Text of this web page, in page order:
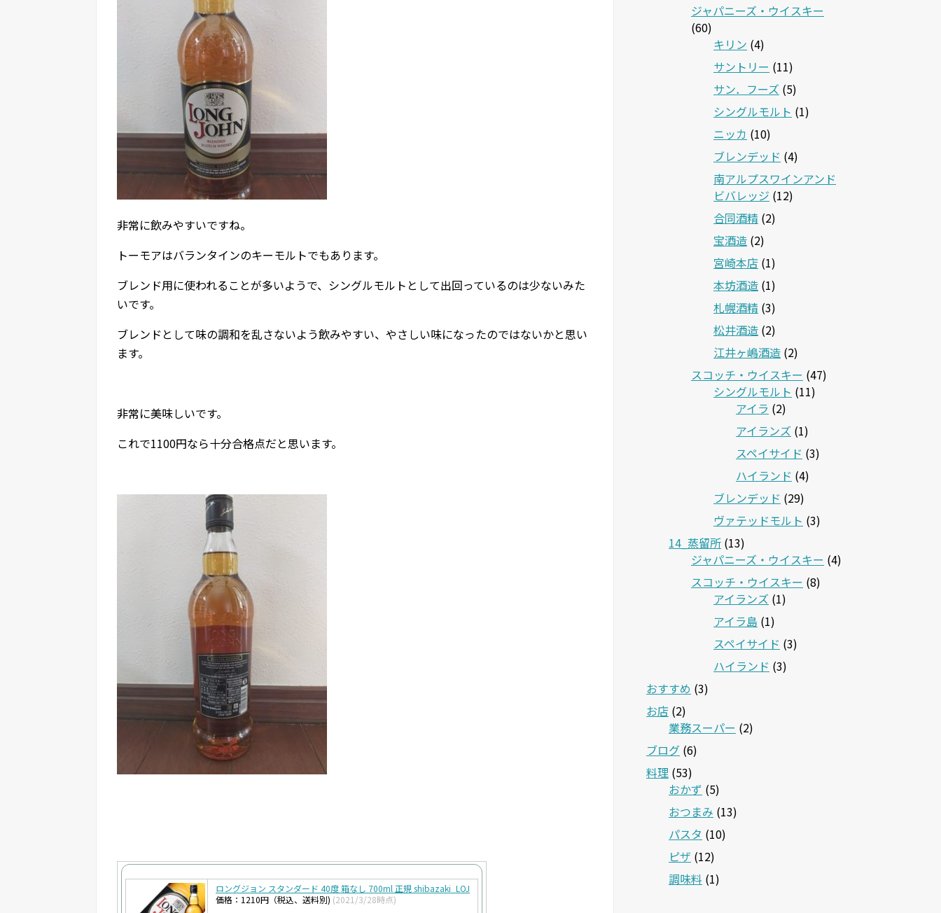
非常に飲みやすいですね。
トーモアはバランタインのキーモルトでもあります。
ブレンド用に使われることが多いようで、シングルモルトとして出回っているのは少ないみた
いです。
ブレンドとして味の調和を乱さないよう飲みやすい、やさしい味になったのではないかと思い
ます。
非常に美味しいです。
これで1100円なら十分合格点だと思います。
ロングジョン スタンダード 40度 箱なし 700ml 正規 shibazaki_LOJ
価格：1210円（税込、送料別) (2021/3/28時点)
ジャパニーズ・ウイスキー
(60)
キリン (4)
サントリー (11)
サン．フーズ (5)
シングルモルト (1)
ニッカ (10)
ブレンデッド (4)
南アルプスワインアンド
ビバレッジ (12)
合同酒精 (2)
宝酒造 (2)
宮崎本店 (1)
本坊酒造 (1)
札幌酒精 (3)
松井酒造 (2)
江井ヶ嶋酒造 (2)
スコッチ・ウイスキー (47)
シングルモルト (11)
アイラ (2)
アイランズ (1)
スペイサイド (3)
ハイランド (4)
ブレンデッド (29)
ヴァテッドモルト (3)
14_蒸留所 (13)
ジャパニーズ・ウイスキー (4)
スコッチ・ウイスキー (8)
アイランズ (1)
アイラ島 (1)
スペイサイド (3)
ハイランド (3)
おすすめ (3)
お店 (2)
業務スーパー (2)
ブログ (6)
料理 (53)
おかず (5)
おつまみ (13)
パスタ (10)
ピザ (12)
調味料 (1)